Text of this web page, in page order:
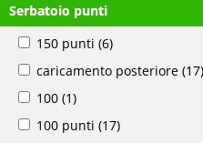
Serbatoio punti
150 punti (6)
caricamento posteriore (17)
100 (1)
100 punti (17)